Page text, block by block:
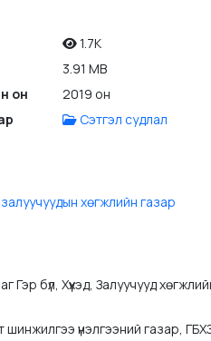
1.7K
3.91 MB
он
2019 он
Сэтгэл судлал
залуучуудын хөгжлийн газар
Гэр бүл, Хүүхэд, Залуучууд
шинжилгээ үнэлгээний газар,